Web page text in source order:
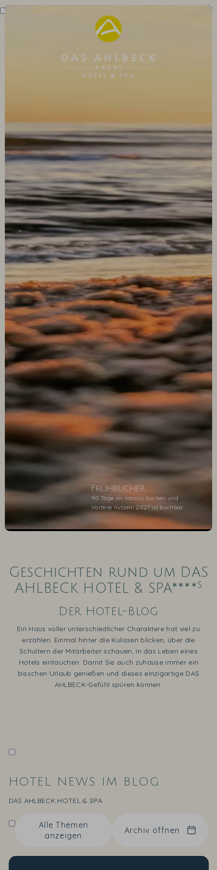
Frühbucher
90 Tage im Voraus buchen und
Vorteile nutzen! 2027 ist buchbar
Geschichten rund um DAS
AHLBECK HOTEL & SPA****s
Der Hotel-Blog
Ein Haus voller unterschiedlicher Charaktere hat viel zu
erzählen. Einmal hinter die Kulissen blicken, über die
Schultern der Mitarbeiter schauen, in das Leben eines
Hotels eintauchen: Damit Sie auch zuhause immer ein
bisschen Urlaub genießen und dieses einzigartige DAS
AHLBECK-Gefühl spüren können.
HOTEL NEWS IM BLOG
DAS AHLBECK HOTEL & SPA
Alle Themen
anzeigen
Archiv öffnen